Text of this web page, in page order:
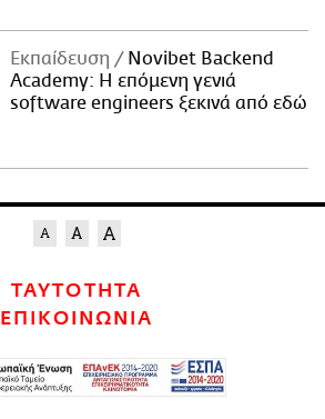
Εκπαίδευση
Novibet Backend
Academy: Η επόμενη γενιά
software engineers ξεκινά από εδώ
ΤΑΥΤΟΤΗΤΑ
ΕΠΙΚΟΙΝΩΝΙΑ